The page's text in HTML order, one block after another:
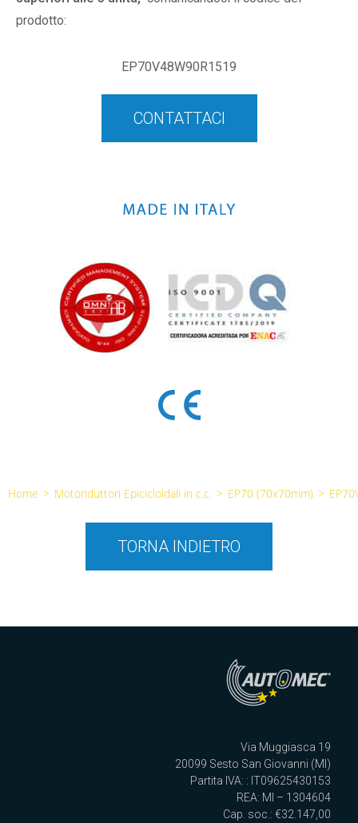
prodotto:
EP70V48W90R1519
CONTATTACI
Home > Motoriduttori Epicicloidali in c.c. > EP70 (70x70mm) >
TORNA INDIETRO
Via Muggiasca 19
20099 Sesto San Giovanni (MI)
Partita IVA: : IT09625430153
REA: MI – 1304604
Cap. soc.: €32.147,00